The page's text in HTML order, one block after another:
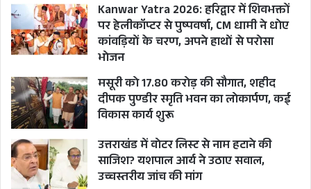
Kanwar Yatra 2026: हरिद्वार में शिवभक्तों
पर हेलीकॉप्टर से पुष्पवर्षा, CM धामी ने धोए
कांवड़ियों के चरण, अपने हाथों से परोसा
भोजन
मसूरी को 17.80 करोड़ की सौगात, शहीद
दीपक पुण्डीर स्मृति भवन का लोकार्पण, कई
विकास कार्य शुरू
उत्तराखंड में वोटर लिस्ट से नाम हटाने की
साजिश? यशपाल आर्य ने उठाए सवाल,
उच्चस्तरीय जांच की मांग